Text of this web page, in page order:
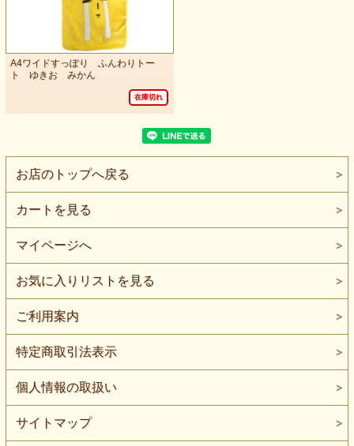
A4ワイドすっぽり ふんわりトー
ト ゆきお みかん
在庫切れ
お店のトップへ戻る
カートを見る
マイページへ
お気に入りリストを見る
ご利用案内
特定商取引法表示
個人情報の取扱い
サイトマップ